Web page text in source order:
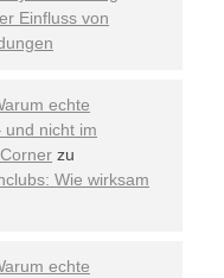
Einfluss von
echte
und nicht im
zu
Wie wirksam
echte